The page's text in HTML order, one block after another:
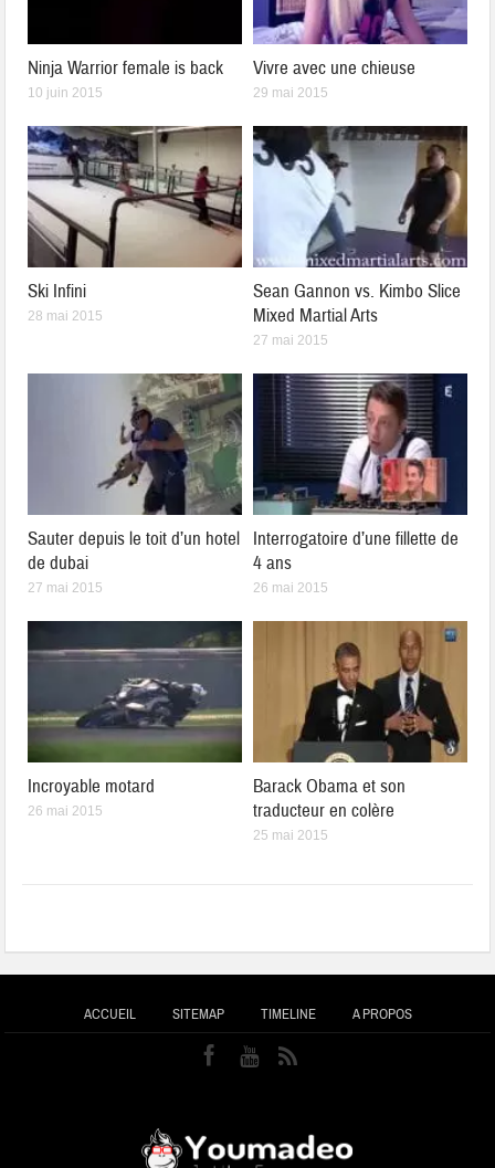
Ninja Warrior female is back
10 juin 2015
Vivre avec une chieuse
29 mai 2015
Ski Infini
28 mai 2015
Sean Gannon vs. Kimbo Slice
Mixed Martial Arts
27 mai 2015
Sauter depuis le toit d’un hotel
de dubai
27 mai 2015
Interrogatoire d’une fillette de
4 ans
26 mai 2015
Incroyable motard
26 mai 2015
Barack Obama et son
traducteur en colère
25 mai 2015
ACCUEIL SITEMAP TIMELINE A PROPOS